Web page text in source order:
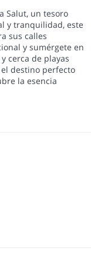
Salut, un tesoro
y tranquilidad, este
sus calles
y sumérgete en
cerca de playas
destino perfecto
la esencia